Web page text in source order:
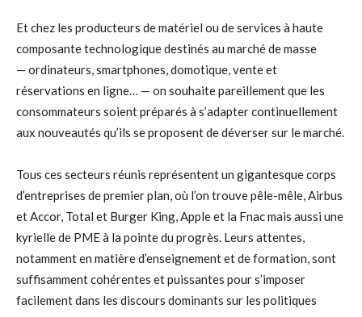
Et chez les producteurs de matériel ou de services à haute
composante technologique destinés au marché de masse
— ordinateurs, smartphones, domotique, vente et
réservations en ligne… — on souhaite pareillement que les
consommateurs soient préparés à s’adapter continuellement
aux nouveautés qu’ils se proposent de déverser sur le marché.
Tous ces secteurs réunis représentent un gigantesque corps
d’entreprises de premier plan, où l’on trouve pêle-mêle, Airbus
et Accor, Total et Burger King, Apple et la Fnac mais aussi une
kyrielle de PME à la pointe du progrès. Leurs attentes,
notamment en matière d’enseignement et de formation, sont
suffisamment cohérentes et puissantes pour s’imposer
facilement dans les discours dominants sur les politiques